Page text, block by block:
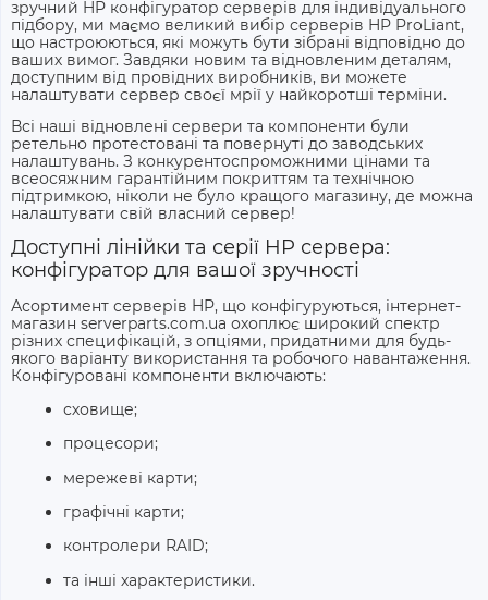
зручний HP конфігуратор серверів для індивідуального
підбору, ми маємо великий вибір серверів HP ProLiant,
що настроюються, які можуть бути зібрані відповідно до
ваших вимог. Завдяки новим та відновленим деталям,
доступним від провідних виробників, ви можете
налаштувати сервер своєї мрії у найкоротші терміни.
Всі наші відновлені сервери та компоненти були
ретельно протестовані та повернуті до заводських
налаштувань. З конкурентоспроможними цінами та
всеосяжним гарантійним покриттям та технічною
підтримкою, ніколи не було кращого магазину, де можна
налаштувати свій власний сервер!
Доступні лінійки та серії HP сервера:
конфігуратор для вашої зручності
Асортимент серверів HP, що конфігуруються, інтернет-
магазин serverparts.com.ua охоплює широкий спектр
різних специфікацій, з опціями, придатними для будь-
якого варіанту використання та робочого навантаження.
Конфігуровані компоненти включають:
сховище;
процесори;
мережеві карти;
графічні карти;
контролери RAID;
та інші характеристики.